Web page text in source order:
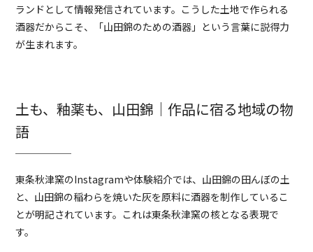
ランドとして情報発信されています。こうした土地で作られる
酒器だからこそ、「山田錦のための酒器」という言葉に説得力
が生まれます。
土も、釉薬も、山田錦｜作品に宿る地域の物
語
東条秋津窯のInstagramや体験紹介では、山田錦の田んぼの土
と、山田錦の稲わらを焼いた灰を原料に酒器を制作しているこ
とが明記されています。これは東条秋津窯の核となる表現で
す。